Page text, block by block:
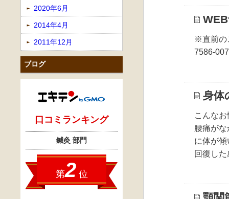
※直前の
7586-
身体
こんな
腰痛が
に体が
回復し
2020年6月
2014年4月
2011年12月
ブログ